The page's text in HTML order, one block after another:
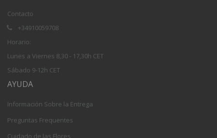
Contacto
+34910059708
Horario:
Lunes a Viernes 8,30 - 17,30h CET
Sábado 9-12h CET
AYUDA
Información Sobre la Entrega
Preguntas Frequentes
Cuidado de las Flores